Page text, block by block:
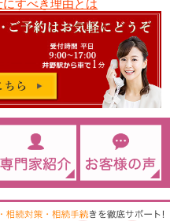
すべき理由とは